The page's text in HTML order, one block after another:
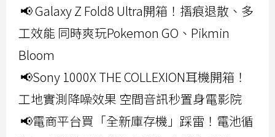
📢 Galaxy Z Fold8 Ultra開箱！摺痕退散、多
工效能 同時爽玩Pokemon GO、Pikmin
Bloom
📢Sony 1000X THE COLLEXION耳機開箱！
工地實測降噪效果 空間音訊秒置身電影院
📢電商平台買「全新庫存機」踩雷！電池循